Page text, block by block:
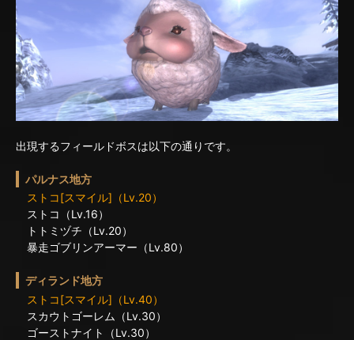
出現するフィールドボスは以下の通りです。
パルナス地方
ストコ[スマイル]（Lv.20）
ストコ（Lv.16）
トトミヅチ（Lv.20）
暴走ゴブリンアーマー（Lv.80）
ディランド地方
ストコ[スマイル]（Lv.40）
スカウトゴーレム（Lv.30）
ゴーストナイト（Lv.30）